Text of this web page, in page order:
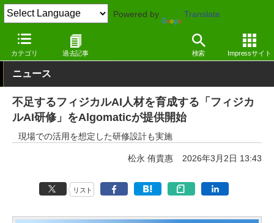
Powered by Translate
カテゴリ 過去記事 検索 Impressサイト
窓の杜 生成AI その他
ニュース
不足するフィジカルAI人材を育成する「フィジカ
ルAI研修」をAlgomaticが提供開始
現場での活用を想定した研修設計も実施
松永 侑貴惠 2026年3月2日 13:43
リスト